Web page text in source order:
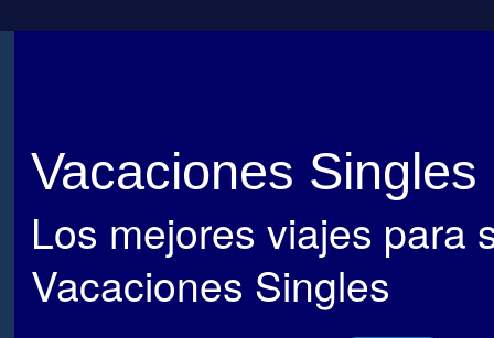
Vacaciones Singles
Los mejores viajes para
Vacaciones Singles